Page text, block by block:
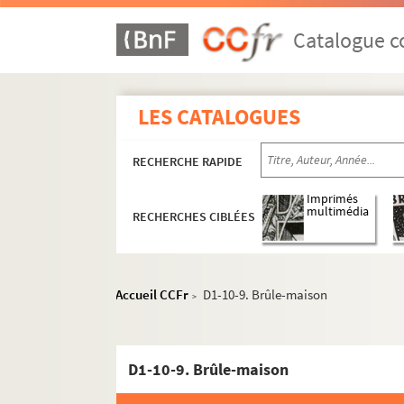
Catalogue
LES CATALOGUES
RECHERCHE RAPIDE
RECHERCHES CIBLÉES
Imprimés
multimédia
Accueil CCFr > D1-10-9. Brûle-maison
D1-10-9. Brûle-maison
D1-1bis. Sans titre
D1-2. Sans titre